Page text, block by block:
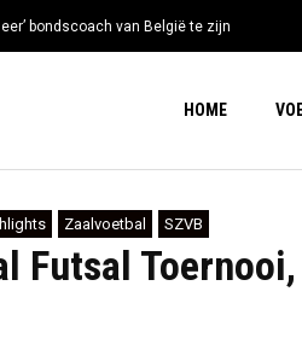
bondscoach van België te zijn
Infantino ondanks toenemende kritiek
HOME
Zaalvoetbal SZVB
Futsal